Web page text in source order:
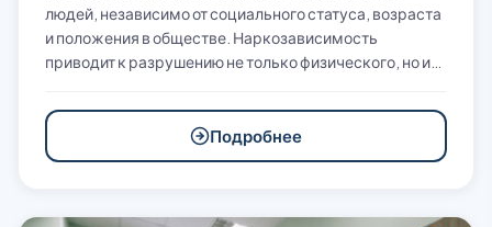
людей, независимо от социального статуса, возраста
и положения в обществе. Наркозависимость
приводит к разрушению не только физического, но и…
Подробнее